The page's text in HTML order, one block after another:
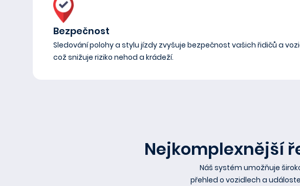
Bezpečnost
Sledování polohy a stylu jízdy zvyšuje bezpečnost vašich řidičů a
což snižuje riziko nehod a krádeží.
Nejkomplexnější
Náš systém umožňuje
přehled o vozidlech a